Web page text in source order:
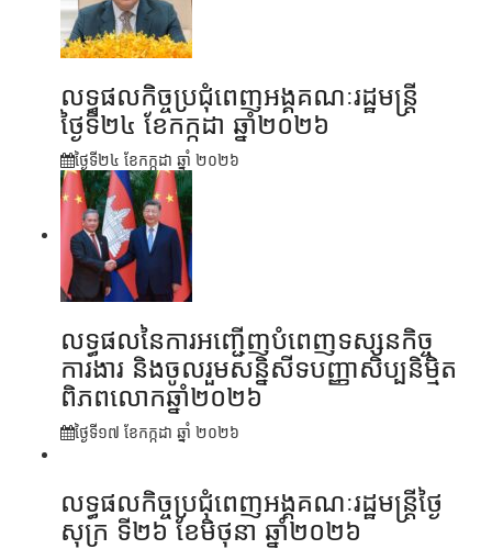
លទ្ធផលកិច្ចប្រជុំពេញអង្គគណៈរដ្ឋមន្រ្តី
ថ្ងៃទី២៤ ខែកក្កដា ឆ្នាំ២០២៦
ថ្ងៃទី២៤ ខែ​កក្កដា ឆ្នាំ ២០២៦
លទ្ធផលនៃការអញ្ជើញបំពេញទស្សនកិច្ច
ការងារ និងចូលរួមសន្និសីទបញ្ញាសិប្បនិម្មិត
ពិភពលោកឆ្នាំ២០២៦
ថ្ងៃទី១៧ ខែ​កក្កដា ឆ្នាំ ២០២៦
លទ្ធផលកិច្ចប្រជុំពេញអង្គគណៈរដ្ឋមន្រ្តីថ្ងៃ
សុក្រ ទី២៦ ខែមិថុនា ឆ្នាំ២០២៦